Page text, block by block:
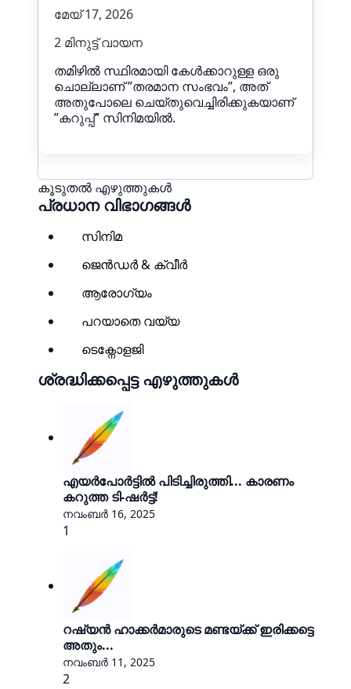
മേയ് 17, 2026
2 മിനുട്ട് വായന
തമിഴിൽ സ്ഥിരമായി കേൾക്കാറുള്ള ഒരു
ചൊല്ലാണ് ˮതരമാന സംഭവംˮ, അത്
അതുപോലെ ചെയ്തുവെച്ചിരിക്കുകയാണ്
ˮകറുപ്പ്ˮ സിനിമയിൽ.
കൂടുതൽ എഴുത്തുകൾ
പ്രധാന വിഭാഗങ്ങൾ
സിനിമ
ജെൻഡർ & ക്വീർ
ആരോഗ്യം
പറയാതെ വയ്യ
ടെക്നോളജി
ശ്രദ്ധിക്കപ്പെട്ട എഴുത്തുകൾ
എയർപോർട്ടിൽ പിടിച്ചിരുത്തി... കാരണം
കറുത്ത ടി-ഷർട്ട്!
നവംബർ 16, 2025
1
റഷ്യൻ ഹാക്കർമാരുടെ മണ്ടയ്ക്ക് ഇരിക്കട്ടെ
അതും...
നവംബർ 11, 2025
2